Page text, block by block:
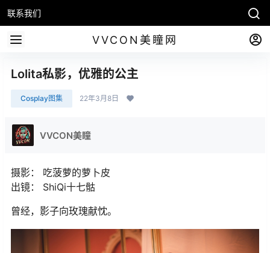
联系我们
VVCON美瞳网
Lolita私影，优雅的公主
Cosplay图集 22年3月8日
VVCON美瞳
摄影： 吃菠萝的萝卜皮
出镜： ShiQi十七骷
曾经，影子向玫瑰献忱。